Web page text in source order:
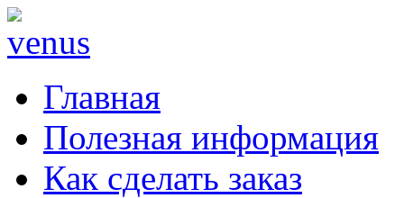
Главная
Полезная информация
Как сделать заказ